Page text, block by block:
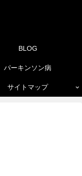
BLOG
パーキンソン病
サイトマップ